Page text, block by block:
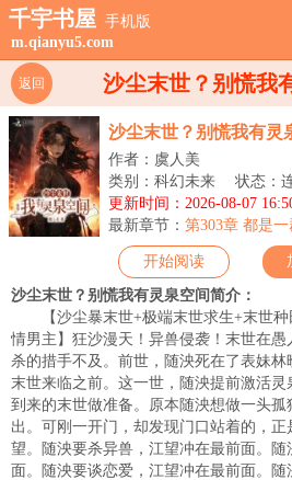
千宇书屋 手机版
m.qianyu5.com
沙尘末世？别慌我
返回
沙尘末世？别慌我有灵
作者：虞人美
类别：科幻未来
状态：
更新时间：2026-08-07
最新章节： 第303章 都是一
开始阅读
沙尘末世？别慌我有灵泉空间简介：
【沙尘暴末世+极端末世求生+末世
情男主】狂沙漫天！异兽侵袭！末世在
杀的措手不及。前世，随泱死在了表妹林
末世来临之前。这一世，随泱提前激活
到来的末世做准备。原本随泱想做一头
出。可刚一开门，却发现门口站着的，
望。随泱要杀异兽，江望冲在最前面。
面。随泱要谈恋爱，江望冲在最前面。